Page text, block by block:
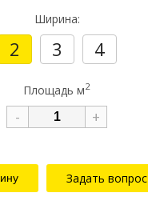
Ширина:
2 3 4
Площадь м2
- +
Задать вопрос